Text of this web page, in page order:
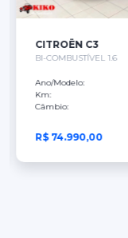
CITROËN C3
BI-COMBUSTÍVEL 1.6
Ano/Modelo:
Km:
Câmbio:
R$ 74.990,00